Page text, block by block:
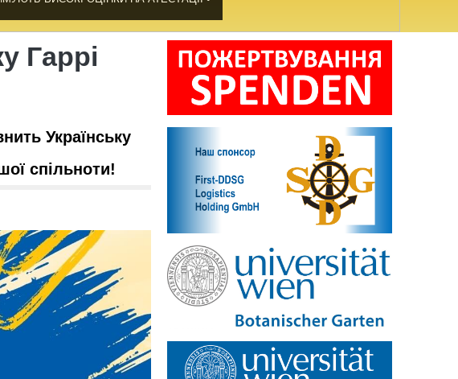
Гаррі
Українську
спільноти!